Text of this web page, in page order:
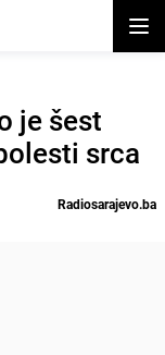
je šest
srca
Radiosarajevo.ba